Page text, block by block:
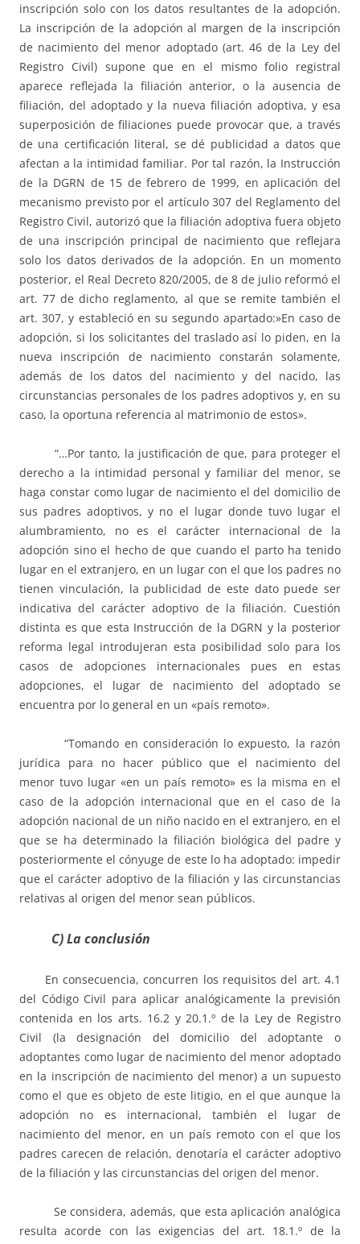
inscripción solo con los datos resultantes de la adopción.
La inscripción de la adopción al margen de la inscripción
de nacimiento del menor adoptado (art. 46 de la Ley del
Registro Civil) supone que en el mismo folio registral
aparece reflejada la filiación anterior, o la ausencia de
filiación, del adoptado y la nueva filiación adoptiva, y esa
superposición de filiaciones puede provocar que, a través
de una certificación literal, se dé publicidad a datos que
afectan a la intimidad familiar. Por tal razón, la Instrucción
de la DGRN de 15 de febrero de 1999, en aplicación del
mecanismo previsto por el artículo 307 del Reglamento del
Registro Civil, autorizó que la filiación adoptiva fuera objeto
de una inscripción principal de nacimiento que reflejara
solo los datos derivados de la adopción. En un momento
posterior, el Real Decreto 820/2005, de 8 de julio reformó el
art. 77 de dicho reglamento, al que se remite también el
art. 307, y estableció en su segundo apartado:»En caso de
adopción, si los solicitantes del traslado así lo piden, en la
nueva inscripción de nacimiento constarán solamente,
además de los datos del nacimiento y del nacido, las
circunstancias personales de los padres adoptivos y, en su
caso, la oportuna referencia al matrimonio de estos».
“…Por tanto, la justificación de que, para proteger el
derecho a la intimidad personal y familiar del menor, se
haga constar como lugar de nacimiento el del domicilio de
sus padres adoptivos, y no el lugar donde tuvo lugar el
alumbramiento, no es el carácter internacional de la
adopción sino el hecho de que cuando el parto ha tenido
lugar en el extranjero, en un lugar con el que los padres no
tienen vinculación, la publicidad de este dato puede ser
indicativa del carácter adoptivo de la filiación. Cuestión
distinta es que esta Instrucción de la DGRN y la posterior
reforma legal introdujeran esta posibilidad solo para los
casos de adopciones internacionales pues en estas
adopciones, el lugar de nacimiento del adoptado se
encuentra por lo general en un «país remoto».
“Tomando en consideración lo expuesto, la razón
jurídica para no hacer público que el nacimiento del
menor tuvo lugar «en un país remoto» es la misma en el
caso de la adopción internacional que en el caso de la
adopción nacional de un niño nacido en el extranjero, en el
que se ha determinado la filiación biológica del padre y
posteriormente el cónyuge de este lo ha adoptado: impedir
que el carácter adoptivo de la filiación y las circunstancias
relativas al origen del menor sean públicos.
C) La conclusión
En consecuencia, concurren los requisitos del art. 4.1
del Código Civil para aplicar analógicamente la previsión
contenida en los arts. 16.2 y 20.1.º de la Ley de Registro
Civil (la designación del domicilio del adoptante o
adoptantes como lugar de nacimiento del menor adoptado
en la inscripción de nacimiento del menor) a un supuesto
como el que es objeto de este litigio, en el que aunque la
adopción no es internacional, también el lugar de
nacimiento del menor, en un país remoto con el que los
padres carecen de relación, denotaría el carácter adoptivo
de la filiación y las circunstancias del origen del menor.
Se considera, además, que esta aplicación analógica
resulta acorde con las exigencias del art. 18.1.º de la